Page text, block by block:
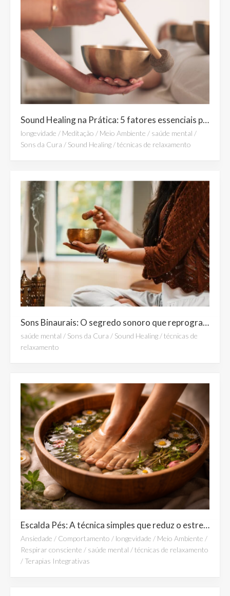
Sound Healing na Prática: 5 fatores essenciais para uma experiência profunda de cura e relaxamento
longevidade / Meditação / Meio Ambiente / saúde mental /
Sons da Cura / Sound Healing /técnicas de relaxamento
Sons Binaurais: O segredo sonoro que reprograma o cérebro e promove relaxamento profundo
saúde mental / Sons da Cura / Sound Healing /técnicas de
relaxamento
Escalda Pés: A técnica simples que reduz o estresse e promove relaxamento profundo
Ansiedade / Comportamento / longevidade / Meio Ambiente /
Respirar consciente / saúde mental /técnicas de relaxamento
/ Terapias Integrativas